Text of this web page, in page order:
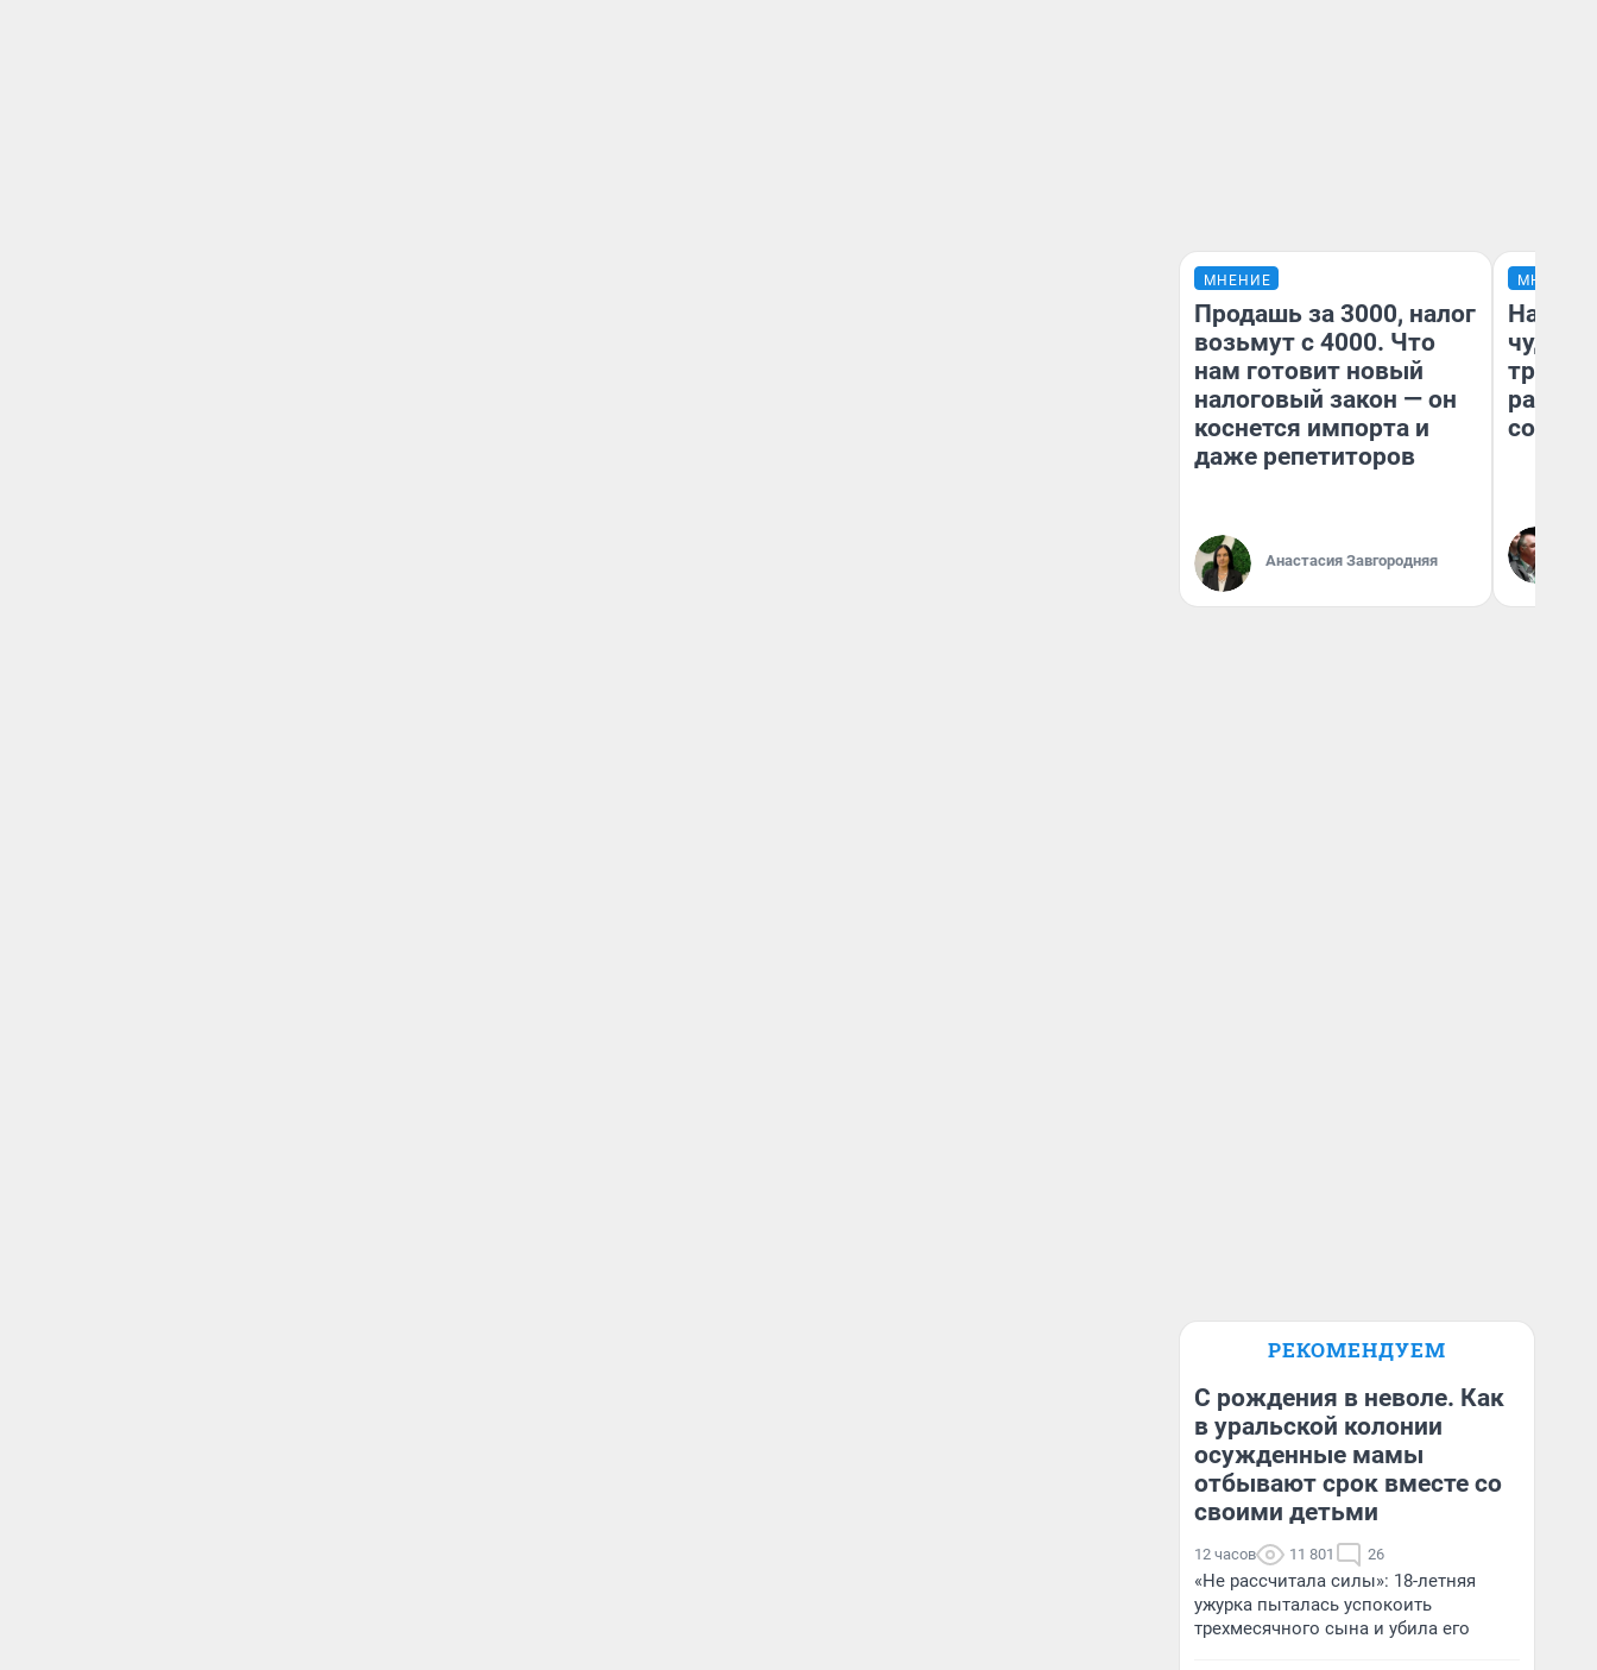
МНЕНИЕ
Продашь за 3000, налог
возьмут с 4000. Что
нам готовит новый
налоговый закон — он
коснется импорта и
даже репетиторов
Анастасия Завгородняя
МНЕНИЕ
чудом
РЕКОМЕНДУЕМ
С рождения в неволе. Как
в уральской колонии
осужденные мамы
отбывают срок вместе со
своими детьми
12 часов 11 801 26
«Не рассчитала силы»: 18-летняя
ужурка пыталась успокоить
трехмесячного сына и убила его